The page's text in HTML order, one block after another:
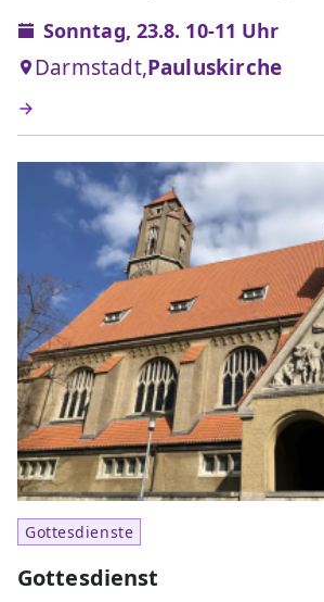
Sonntag, 23.8. 10-11 Uhr
Darmstadt,Pauluskirche
Gottesdienste
Gottesdienst